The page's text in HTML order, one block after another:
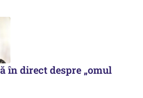
în direct despre „omul